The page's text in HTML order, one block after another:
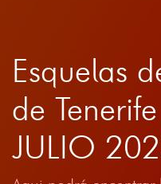
Esquelas
de
JULIO